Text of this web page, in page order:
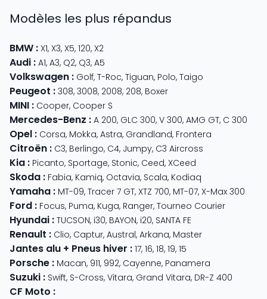
Modèles les plus répandus
BMW : X1, X3, X5, 120, X2
Audi : A1, A3, Q2, Q3, A5
Volkswagen : Golf, T-Roc, Tiguan, Polo, Taigo
Peugeot : 308, 3008, 2008, 208, Boxer
MINI : Cooper, Cooper S
Mercedes-Benz : A 200, GLC 300, V 300, AMG GT, C 300
Opel : Corsa, Mokka, Astra, Grandland, Frontera
Citroën : C3, Berlingo, C4, Jumpy, C3 Aircross
Kia : Picanto, Sportage, Stonic, Ceed, XCeed
Skoda : Fabia, Kamiq, Octavia, Scala, Kodiaq
Yamaha : MT-09, Tracer 7 GT, XTZ 700, MT-07, X-Max 300
Ford : Focus, Puma, Kuga, Ranger, Tourneo Courier
Hyundai : TUCSON, i30, BAYON, i20, SANTA FE
Renault : Clio, Captur, Austral, Arkana, Master
Jantes alu + Pneus hiver : 17, 16, 18, 19, 15
Porsche : Macan, 911, 992, Cayenne, Panamera
Suzuki : Swift, S-Cross, Vitara, Grand Vitara, DR-Z 400
CF Moto :